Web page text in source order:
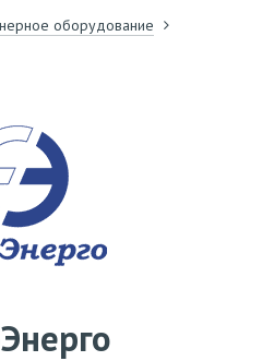
оборудование